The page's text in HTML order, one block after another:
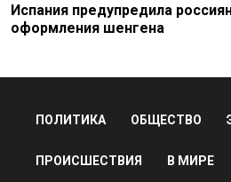
Испания предупредила
оформления шенгена
ПОЛИТИКА ОБЩЕСТВО
ПРОИСШЕСТВИЯ В МИРЕ